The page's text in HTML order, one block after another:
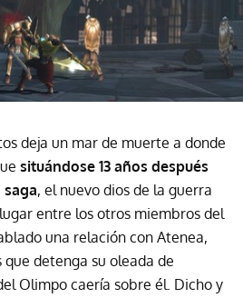
deja un mar de muerte a donde
situándose 13 años después
, el nuevo dios de la guerra
entre los otros miembros del
una relación con Atenea,
detenga su oleada de
Olimpo caería sobre él. Dicho y